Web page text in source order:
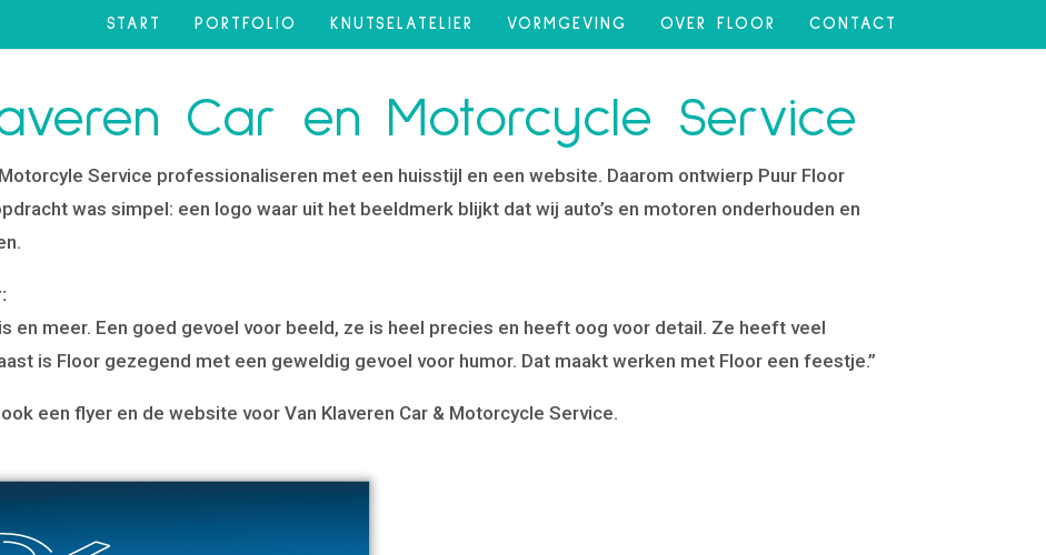
START PORTFOLIO KNUTSELATELIER VORMGEVING OVER FLOOR CONTACT
Car en Motorcycle Service
Service professionaliseren met een huisstijl en een website. Daarom ontwierp Puur Floor
was simpel: een logo waar uit het beeldmerk blijkt dat wij auto’s en motoren onderhouden en
en meer. Een goed gevoel voor beeld, ze is heel precies en heeft oog voor detail. Ze heeft veel
is Floor gezegend met een geweldig gevoel voor humor. Dat maakt werken met Floor een feestje.”
een flyer en de website voor Van Klaveren Car & Motorcycle Service.